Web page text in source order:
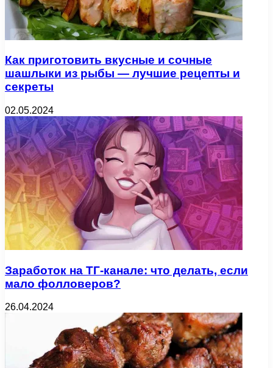
Как приготовить вкусные и сочные
шашлыки из рыбы — лучшие рецепты и
секреты
02.05.2024
Заработок на ТГ-канале: что делать, если
мало фолловеров?
26.04.2024